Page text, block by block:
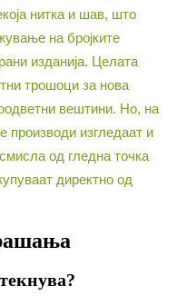
нитка и шав, што
на бројките
изданија. Целата
трошоци за нова
вештини. Но, на
производи изгледаат и
од гледна точка
директно од